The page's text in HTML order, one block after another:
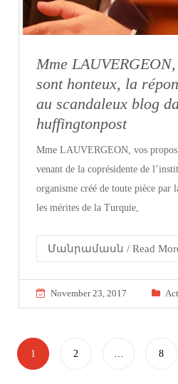
Mme
sont honteux, la
au scandaleux blog
huffingtonpost
Mme LAUVERGEON, vos
venant de la coprésidente de
organisme créé de toute pièce par
les mérites de la Turquie,
Մանրամասն / Read
November 23, 2017
1 2 8